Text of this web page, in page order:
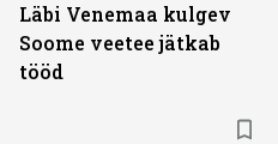
Läbi Venemaa kulgev
Soome veetee jätkab
tööd